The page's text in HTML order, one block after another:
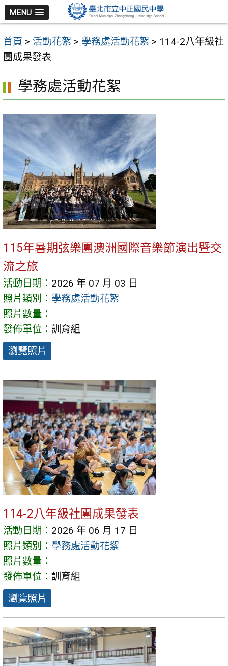
跳
至
主
要
容
區
MENU
首頁 > 活動花絮 > 學務處活動花絮 > 114-2八年級社
團成果發表
學務處活動花絮
115年暑期弦樂團澳洲國際音樂節演出暨交
流之旅
活動日期： 2026 年 07 月 03 日
照片類別： 學務處活動花絮
照片數量：
發佈單位： 訓育組
瀏覽照片
114-2八年級社團成果發表
活動日期： 2026 年 06 月 17 日
照片類別： 學務處活動花絮
照片數量：
發佈單位： 訓育組
瀏覽照片